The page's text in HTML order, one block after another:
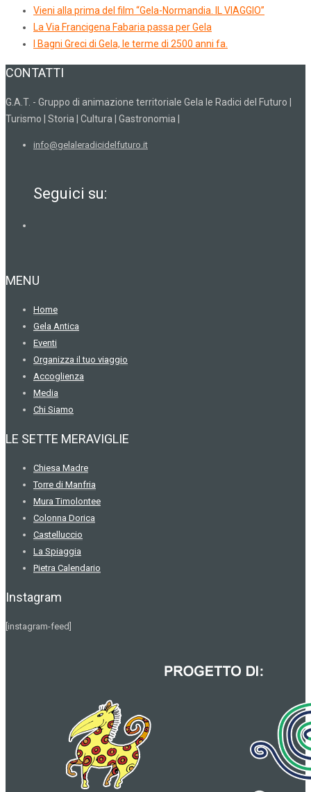
Vieni alla prima del film “Gela-Normandia. IL VIAGGIO”
La Via Francigena Fabaria passa per Gela
I Bagni Greci di Gela, le terme di 2500 anni fa.
CONTATTI
G.A.T. - Gruppo di animazione territoriale Gela le Radici del Futuro |
Turismo | Storia | Cultura | Gastronomia |
info@gelaleradicidelfuturo.it
Seguici su:
MENU
Home
Gela Antica
Eventi
Organizza il tuo viaggio
Accoglienza
Media
Chi Siamo
LE SETTE MERAVIGLIE
Chiesa Madre
Torre di Manfria
Mura Timolontee
Colonna Dorica
Castelluccio
La Spiaggia
Pietra Calendario
Instagram
[instagram-feed]